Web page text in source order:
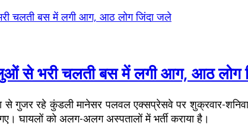
से भरी चलती बस में लगी आग, आठ लोग
से गुजर रहे कुंडली मानेसर पलवल एक्सप्रेसवे पर शुक्रवार-
घायलों को अलग-अलग अस्पतालों में भर्ती कराया है।